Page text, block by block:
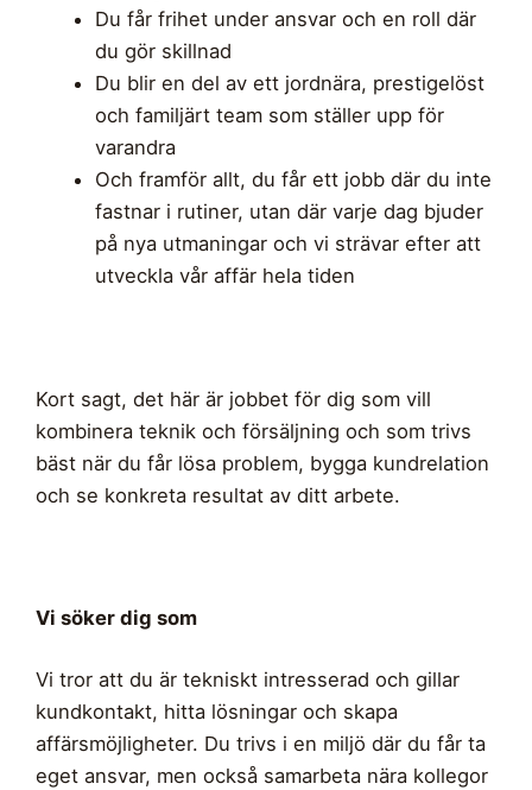
Du får frihet under ansvar och en roll där
du gör skillnad
Du blir en del av ett jordnära, prestigelöst
och familjärt team som ställer upp för
varandra
Och framför allt, du får ett jobb där du inte
fastnar i rutiner, utan där varje dag bjuder
på nya utmaningar och vi strävar efter att
utveckla vår affär hela tiden
Kort sagt, det här är jobbet för dig som vill
kombinera teknik och försäljning och som trivs
bäst när du får lösa problem, bygga kundrelation
och se konkreta resultat av ditt arbete.
Vi söker dig som
Vi tror att du är tekniskt intresserad och gillar
kundkontakt, hitta lösningar och skapa
affärsmöjligheter. Du trivs i en miljö där du får ta
eget ansvar, men också samarbeta nära kollegor